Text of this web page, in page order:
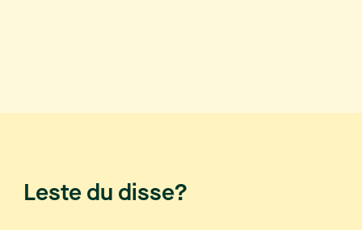
Leste du disse?